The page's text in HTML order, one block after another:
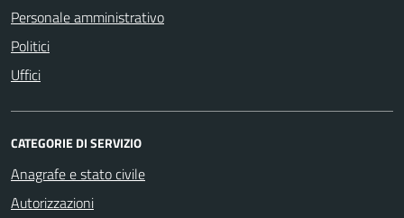
Personale amministrativo
Politici
Uffici
CATEGORIE DI SERVIZIO
Anagrafe e stato civile
Autorizzazioni